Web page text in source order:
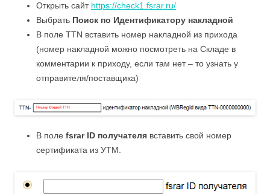
Открыть сайт https://check1.fsrar.ru/
Выбрать Поиск по Идентификатору накладной
В поле TTN вставить номер накладной из прихода
(номер накладной можно посмотреть на Складе в
комментарии к приходу, если там нет – то узнать у
отправителя/поставщика)
В поле fsrar ID получателя вставить свой номер
сертификата из УТМ.